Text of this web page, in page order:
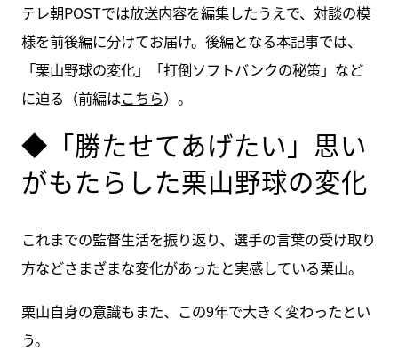
テレ朝POSTでは放送内容を編集したうえで、対談の模
様を前後編に分けてお届け。後編となる本記事では、
「栗山野球の変化」「打倒ソフトバンクの秘策」など
に迫る（前編はこちら）。
◆「勝たせてあげたい」思い
がもたらした栗山野球の変化
これまでの監督生活を振り返り、選手の言葉の受け取り
方などさまざまな変化があったと実感している栗山。
栗山自身の意識もまた、この9年で大きく変わったとい
う。